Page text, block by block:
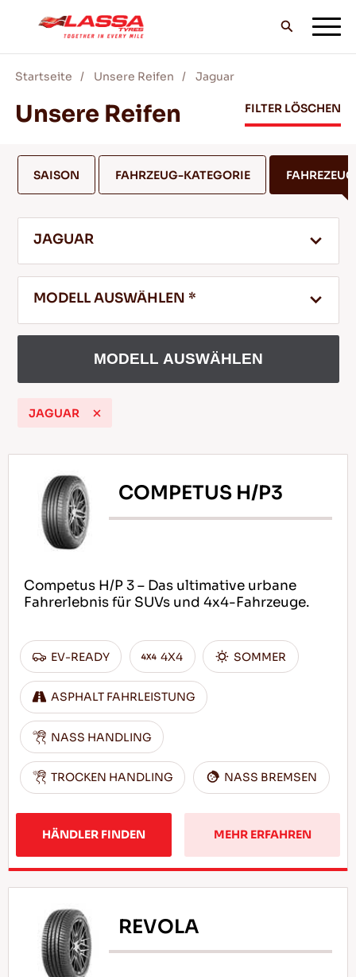
ALLE LASSA REIFEN
BLOG & VIDEOS
SERVICE & HILFE
Tipps für das Fahren im Schnee
WEITERLESEN
Startseite Unsere Reifen Jaguar
Unsere Reifen FILTER LÖSCHEN
SAISON FAHRZEUG-KATEGORIE
JAGUAR
MODELL AUSWÄHLEN *
MODELL AUSWÄHLEN
JAGUAR
COMPETUS H/P3
Competus H/P 3 – Das ultimative urbane
Fahrerlebnis für SUVs und 4x4-Fahrzeuge.
EV-READY 4X4 SOMMER
ASPHALT FAHRLEISTUNG
NASS HANDLING
TROCKEN HANDLING NASS BREMSEN
HÄNDLER FINDEN MEHR ERFAHREN
REVOLA